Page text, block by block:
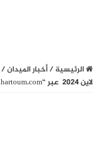
الرئيسية / أخبار الميدان /
لاين 2024 عبر “bankofkhartoum.com” الموقع الإلكتروني بـ 10000 ج.س